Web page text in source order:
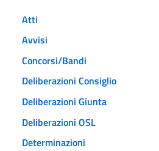
Atti
Avvisi
Concorsi/Bandi
Deliberazioni Consiglio
Deliberazioni Giunta
Deliberazioni OSL
Determinazioni